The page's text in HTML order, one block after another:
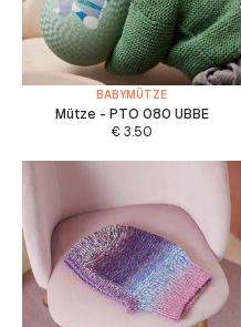
BABYMÜTZE
Mütze - PTO 080 UBBE
€3.50